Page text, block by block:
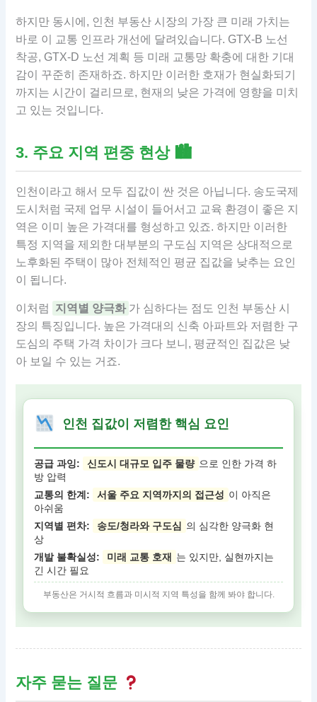
하지만 동시에, 인천 부동산 시장의 가장 큰 미래 가치는
바로 이 교통 인프라 개선에 달려있습니다. GTX-B 노선
착공, GTX-D 노선 계획 등 미래 교통망 확충에 대한 기대
감이 꾸준히 존재하죠. 하지만 이러한 호재가 현실화되기
까지는 시간이 걸리므로, 현재의 낮은 가격에 영향을 미치
고 있는 것입니다.
3. 주요 지역 편중 현상 🏙
인천이라고 해서 모두 집값이 싼 것은 아닙니다. 송도국제
도시처럼 국제 업무 시설이 들어서고 교육 환경이 좋은 지
역은 이미 높은 가격대를 형성하고 있죠. 하지만 이러한
특정 지역을 제외한 대부분의 구도심 지역은 상대적으로
노후화된 주택이 많아 전체적인 평균 집값을 낮추는 요인
이 됩니다.
이처럼 지역별 양극화 가 심하다는 점도 인천 부동산 시
장의 특징입니다. 높은 가격대의 신축 아파트와 저렴한 구
도심의 주택 가격 차이가 크다 보니, 평균적인 집값은 낮
아 보일 수 있는 거죠.
인천 집값이 저렴한 핵심 요인
공급 과잉: 신도시 대규모 입주 물량 으로 인한 가격 하
방 압력
교통의 한계:
서울 주요 지역까지의 접근성 이 아직은
아쉬움
지역별 편차:
송도/청라와 구도심 의 심각한 양극화 현
상
개발 불확실성:
미래 교통 호재
는 있지만, 실현까지는
긴 시간 필요
부동산은 거시적 흐름과 미시적 지역 특성을 함께 봐야 합니다.
자주 묻는 질문